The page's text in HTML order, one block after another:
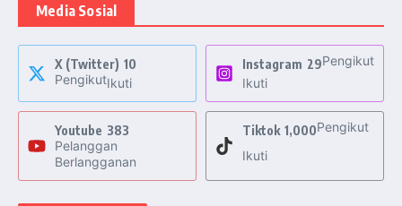
Media Sosial
X (Twitter) 10
PengikutIkuti
Instagram 29Pengikut
Ikuti
Youtube 383
Pelanggan
Berlangganan
Tiktok 1,000Pengikut
Ikuti